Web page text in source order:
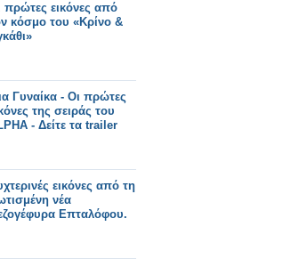
πρώτες εικόνες από
κόσμο του «Κρίνο &
Γυναίκα - Οι πρώτες
της σειράς του
- Δείτε τα trailer
εικόνες από τη
νέα
Επταλόφου.